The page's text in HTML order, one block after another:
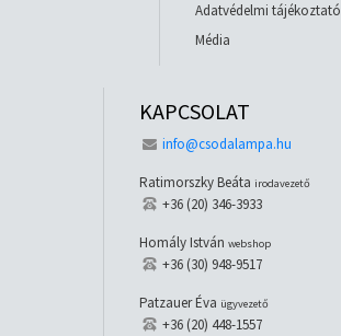
Adatvédelmi tájékoztató
Média
KAPCSOLAT
info@csodalampa.hu
Ratimorszky Beáta irodavezető
+36 (20) 346-3933
Homály István webshop
+36 (30) 948-9517
Patzauer Éva ügyvezető
+36 (20) 448-1557